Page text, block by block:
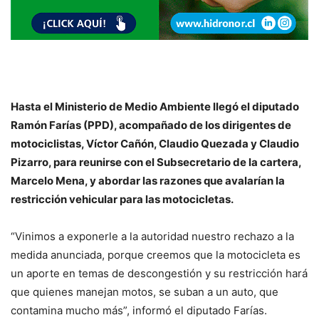
Hasta el Ministerio de Medio Ambiente llegó el diputado
Ramón Farías (PPD), acompañado de los dirigentes de
motociclistas, Víctor Cañón, Claudio Quezada y Claudio
Pizarro, para reunirse con el Subsecretario de la cartera,
Marcelo Mena, y abordar las razones que avalarían la
restricción vehicular para las motocicletas.
“Vinimos a exponerle a la autoridad nuestro rechazo a la
medida anunciada, porque creemos que la motocicleta es
un aporte en temas de descongestión y su restricción hará
que quienes manejan motos, se suban a un auto, que
contamina mucho más”, informó el diputado Farías.